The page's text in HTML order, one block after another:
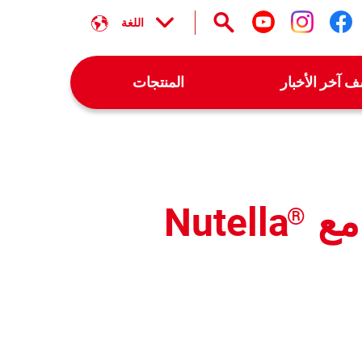
تابعنا على facebook
تابعنا على instagram
تابعنا على youtube
اللغة
آخر الأخبار المنتجات
®
Nutella